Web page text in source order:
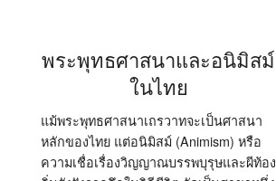
พระพุทธศาสนาและอนิมิสม์
ในไทย
แม้พระพุทธศาสนาเถรวาทจะเป็นศาสนา
หลักของไทย แต่อนิมิสม์ (Animism) หรือ
ความเชื่อเรื่องวิญญาณบรรพบุรุษและผีท้อง